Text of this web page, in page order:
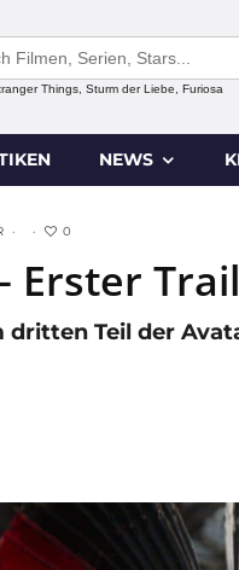
Things, Sturm der Liebe, Furiosa
NEWS
· · 0
Erster
Teil der